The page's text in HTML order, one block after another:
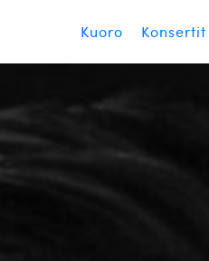
Kuoro Konsertit